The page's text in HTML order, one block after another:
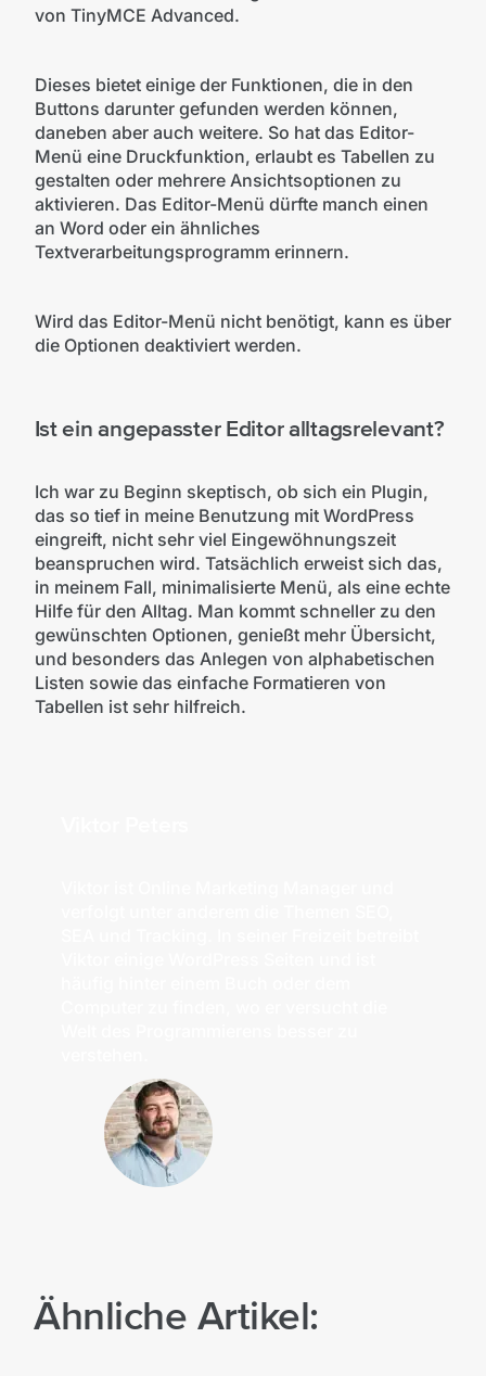
von TinyMCE Advanced.
Dieses bietet einige der Funktionen, die in den
Buttons darunter gefunden werden können,
daneben aber auch weitere. So hat das Editor-
Menü eine Druckfunktion, erlaubt es Tabellen zu
gestalten oder mehrere Ansichtsoptionen zu
aktivieren. Das Editor-Menü dürfte manch einen
an Word oder ein ähnliches
Textverarbeitungsprogramm erinnern.
Wird das Editor-Menü nicht benötigt, kann es über
die Optionen deaktiviert werden.
Ist ein angepasster Editor alltagsrelevant?
Ich war zu Beginn skeptisch, ob sich ein Plugin,
das so tief in meine Benutzung mit WordPress
eingreift, nicht sehr viel Eingewöhnungszeit
beanspruchen wird. Tatsächlich erweist sich das,
in meinem Fall, minimalisierte Menü, als eine echte
Hilfe für den Alltag. Man kommt schneller zu den
gewünschten Optionen, genießt mehr Übersicht,
und besonders das Anlegen von alphabetischen
Listen sowie das einfache Formatieren von
Tabellen ist sehr hilfreich.
Ähnliche Artikel: